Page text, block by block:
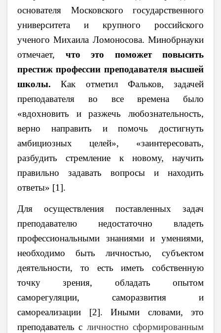
основателя Московского государственного
университета и крупного российского
ученого Михаила Ломоносова. Минобрнауки
отмечает, что это поможет повысить
престиж профессии преподавателя высшей
школы. Как отметил Фальков, задачей
преподавателя во все времена было
«вдохновить и разжечь любознательность,
верно направить и помочь достигнуть
амбициозных целей», «заинтересовать,
разбудить стремление к новому, научить
правильно задавать вопросы и находить
ответы» [1].
Для осуществления поставленных задач
преподавателю недостаточно владеть
профессиональными знаниями и умениями,
необходимо быть личностью, субъектом
деятельности, то есть иметь собственную
точку зрения, обладать опытом
саморегуляции, саморазвития и
самореализации [2]. Иными словами, это
преподаватель с личностно сформированным